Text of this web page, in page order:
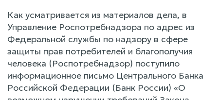
Как усматривается из материалов дела, в
Управление Роспотребнадзора по адрес из
Федеральной службы по надзору в сфере
защиты прав потребителей и благополучия
человека (Роспотребнадзор) поступило
информационное письмо Центрального Банка
Российской Федерации (Банк России) «О